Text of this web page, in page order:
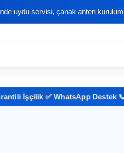
uydu servisi, çanak anten
İşçilik ✅ WhatsApp Destek 📞